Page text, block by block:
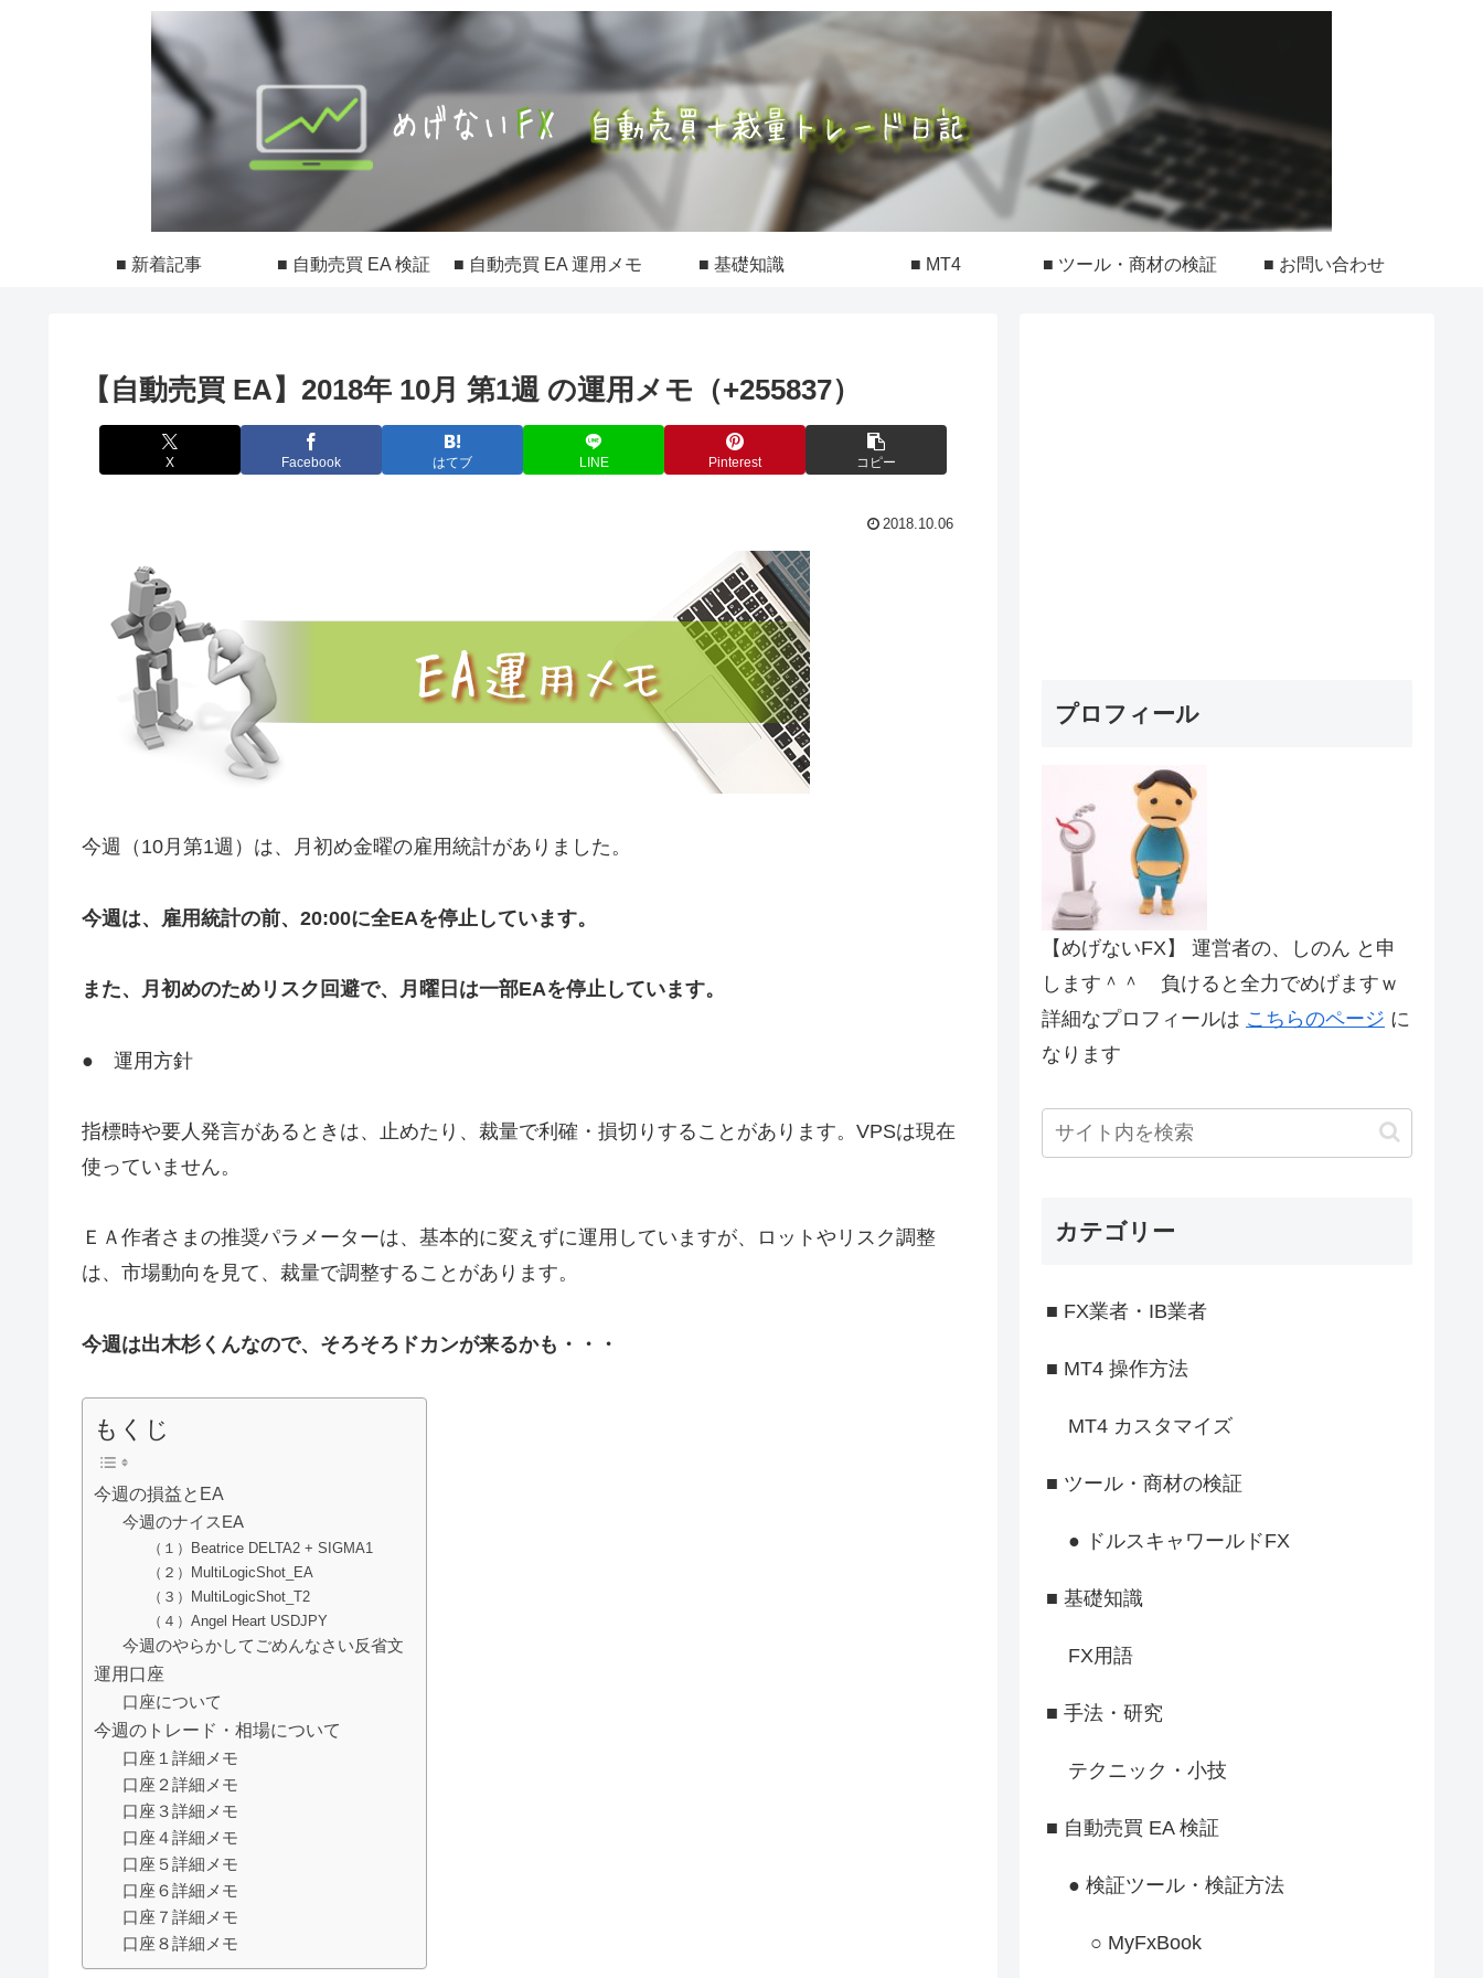
■ 新着記事 ■ 自動売買 EA 検証 ■ 自動売買 EA 運用メモ ■ 基礎知識 ■ MT4 ■ ツール・商材の検証 ■ お問い合わせ
【自動売買 EA】2018年 10月 第1週 の運用メモ（+255837）
X Facebook はてブ LINE Pinterest コピー
2018.10.06
今週（10月第1週）は、月初め金曜の雇用統計がありました。
今週は、雇用統計の前、20:00に全EAを停止しています。
また、月初めのためリスク回避で、 月曜日は一部EAを停止しています。
● 運用方針
指標時や要人発言があるときは、止めたり、裁量で利確・損切りすることがあります。VPSは現在
使っていません。
ＥＡ作者さまの推奨パラメーターは、基本的に変えずに運用していますが、ロットやリスク調整
は、市場動向を見て、裁量で調整することがあります。
今週は出木杉くんなので、そろそろドカンが来るかも・・・
もくじ
今週の損益とEA
今週のナイスEA
（１）Beatrice DELTA2 + SIGMA1
（２）MultiLogicShot_EA
（３）MultiLogicShot_T2
（４）Angel Heart USDJPY
今週のやらかしてごめんなさい反省文
運用口座
口座について
今週のトレード・相場について
口座１詳細メモ
口座２詳細メモ
口座３詳細メモ
口座４詳細メモ
口座５詳細メモ
口座６詳細メモ
口座７詳細メモ
口座８詳細メモ
プロフィール
【めげないFX】 運営者の、しのん と申
します＾＾ 負けると全力でめげますｗ
詳細なプロフィールは こちらのページ に
なります
カテゴリー
■ FX業者・IB業者
■ MT4 操作方法
MT4 カスタマイズ
■ ツール・商材の検証
● ドルスキャワールドFX
■ 基礎知識
FX用語
■ 手法・研究
テクニック・小技
■ 自動売買 EA 検証
● 検証ツール・検証方法
○ MyFxBook